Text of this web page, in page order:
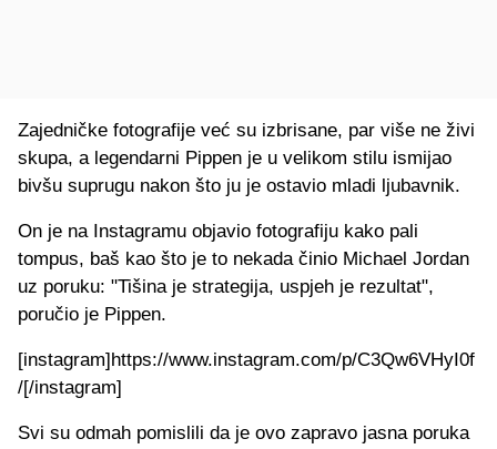
Zajedničke fotografije već su izbrisane, par više ne živi
skupa, a legendarni Pippen je u velikom stilu ismijao
bivšu suprugu nakon što ju je ostavio mladi ljubavnik.
On je na Instagramu objavio fotografiju kako pali
tompus, baš kao što je to nekada činio Michael Jordan
uz poruku: "Tišina je strategija, uspjeh je rezultat",
poručio je Pippen.
[instagram]https://www.instagram.com/p/C3Qw6VHyI0f
/[/instagram]
Svi su odmah pomislili da je ovo zapravo jasna poruka